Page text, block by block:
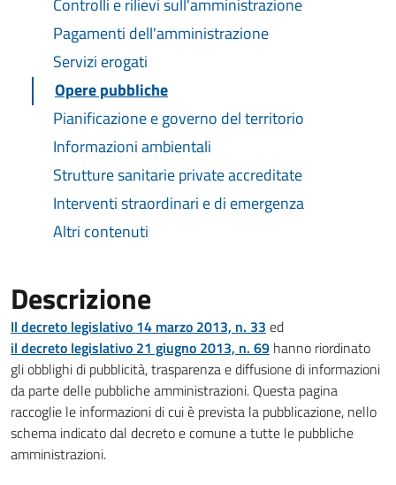
Controlli e rilievi sull'amministrazione
Pagamenti dell'amministrazione
Servizi erogati
Opere pubbliche
Pianificazione e governo del territorio
Informazioni ambientali
Strutture sanitarie private accreditate
Interventi straordinari e di emergenza
Altri contenuti
Descrizione
Il decreto legislativo 14 marzo 2013, n. 33 ed
il decreto legislativo 21 giugno 2013, n. 69 hanno riordinato
gli obblighi di pubblicità, trasparenza e diffusione di informazioni
da parte delle pubbliche amministrazioni. Questa pagina
raccoglie le informazioni di cui è prevista la pubblicazione, nello
schema indicato dal decreto e comune a tutte le pubbliche
amministrazioni.